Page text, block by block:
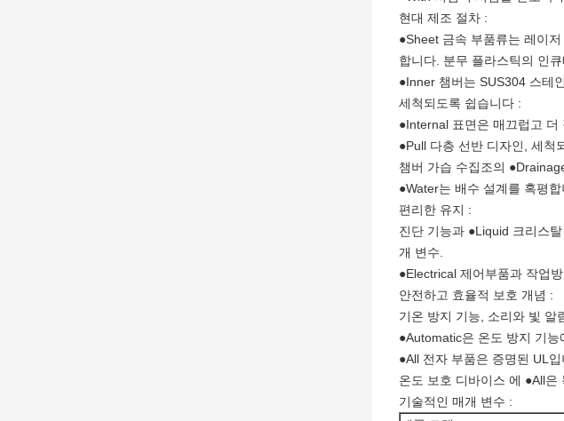
현대 제조 절차 :
●Sheet 금속 부품류는 레이
합니다. 분무 플라스틱의 인
●Inner 챔버는 SUS304 스테
세척되도록 쉽습니다 :
●Internal 표면은 매끄럽고
●Pull 다층 선반 디자인, 세척
챔버 가습 수집조의
●Water는 배수 설계를 혹평
편리한 유지 :
진단 기능과 ●Liquid 크리스
개 변수.
●Electrical 제어부품과 작업
안전하고 효율적 보호 개념 :
기온 방지 기능, 소리와 빛 알
●Automatic은 온도 방지 기능
●All 전자 부품은 증명된 UL입
온도 보호 디바이스 에 ●All
기술적인 매개 변수 :